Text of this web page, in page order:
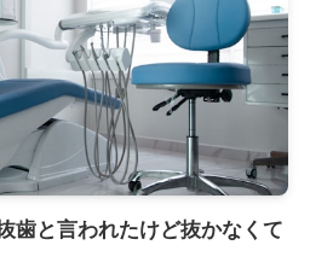
歯と言われたけど抜かなくて